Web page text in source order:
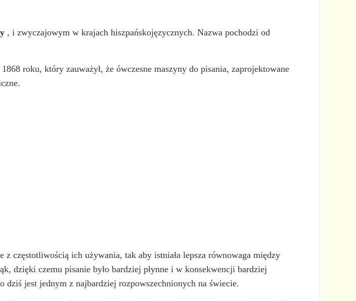
, i zwyczajowym w krajach hiszpańskojęzycznych. Nazwa pochodzi od
roku, który zauważył, że ówczesne maszyny do pisania, zaprojektowane
częstotliwością ich używania, tak aby istniała lepsza równowaga między
dzięki czemu pisanie było bardziej płynne i w konsekwencji bardziej
jest jednym z najbardziej rozpowszechnionych na świecie.